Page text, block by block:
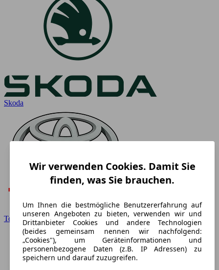
Skoda
Toyota
Wir verwenden Cookies. Damit Sie
finden, was Sie brauchen.
Um Ihnen die bestmögliche Benutzererfahrung auf
unseren Angeboten zu bieten, verwenden wir und
Drittanbieter Cookies und andere Technologien
(beides gemeinsam nennen wir nachfolgend:
„Cookies"), um Geräteinformationen und
personenbezogene Daten (z.B. IP Adressen) zu
speichern und darauf zuzugreifen.